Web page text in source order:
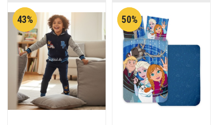
43% 50%